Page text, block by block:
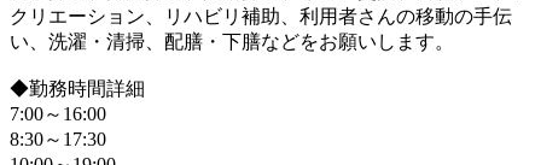
クリエーション、リハビリ補助、利用者さんの移動の手伝
い、洗濯・清掃、配膳・下膳などをお願いします。
◆勤務時間詳細
7:00～16:00
8:30～17:30